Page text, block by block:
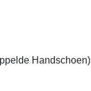
Handschoen)